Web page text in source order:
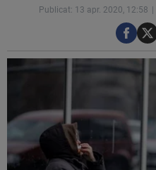
Publicat: 13 apr. 2020, 12:58